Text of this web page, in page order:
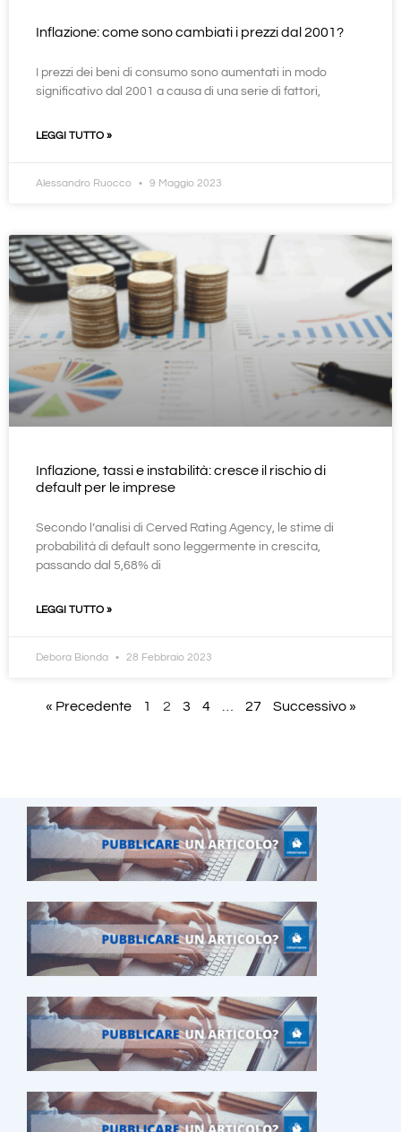
Inflazione: come sono cambiati i prezzi dal 2001?
I prezzi dei beni di consumo sono aumentati in modo
significativo dal 2001 a causa di una serie di fattori,
LEGGI TUTTO »
Alessandro Ruocco 9 Maggio 2023
Inflazione, tassi e instabilità: cresce il rischio di
default per le imprese
Secondo l’analisi di Cerved Rating Agency, le stime di
probabilità di default sono leggermente in crescita,
passando dal 5,68% di
LEGGI TUTTO »
Debora Bionda 28 Febbraio 2023
« Precedente 1 2 3 4 27 Successivo »